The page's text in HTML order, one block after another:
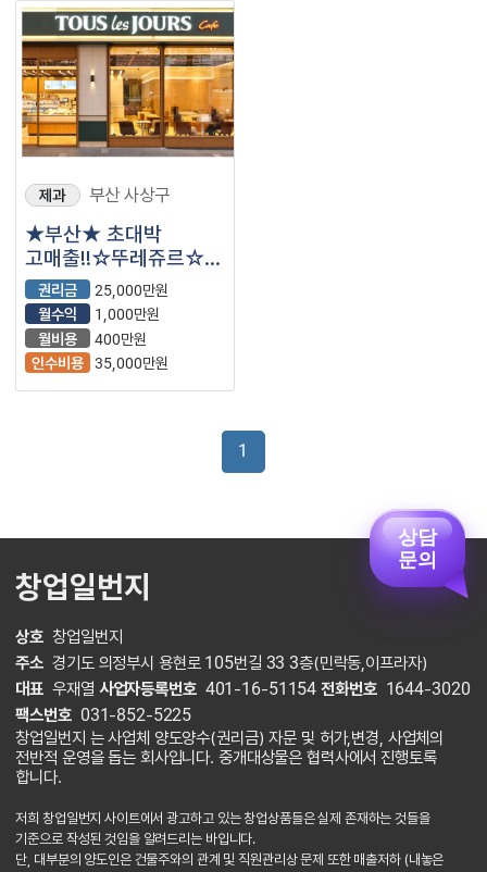
제과 부산 사상구
★부산★ 초대박
고매출!!☆뚜레쥬르☆
관공서 인근 고매출
매장!!
권리금
25,000만원
월수익
1,000만원
월비용
400만원
인수비용 35,000만원
1
창업일번지
상호 창업일번지
주소 경기도 의정부시 용현로 105번길 33 3층(민락동,이프라자)
대표 우재열 사업자등록번호 401-16-51154 전화번호 1644-3020
팩스번호 031-852-5225
창업일번지 는 사업체 양도양수(권리금) 자문 및 허가,변경, 사업체의
전반적 운영을 돕는 회사입니다. 중개대상물은 협력사에서 진행토록
합니다.
저희 창업일번지 사이트에서 광고하고 있는 창업상품들은 실제 존재하는 것들을
기준으로 작성된 것임을 알려드리는 바입니다.
단, 대부분의 양도인은 건물주와의 관계 및 직원관리상 문제 또한 매출저하 (내놓은
상담
문의